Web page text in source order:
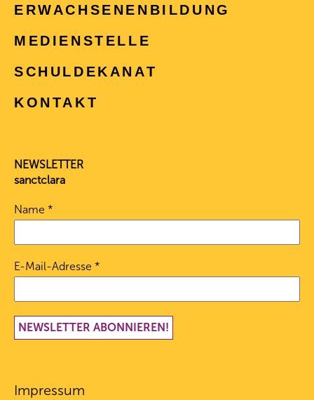
ERWACHSENEN­BILDUNG
MEDIENSTELLE
SCHULDEKANAT
KONTAKT
NEWSLETTER
sanctclara
Name *
E-Mail-Adresse *
Impressum